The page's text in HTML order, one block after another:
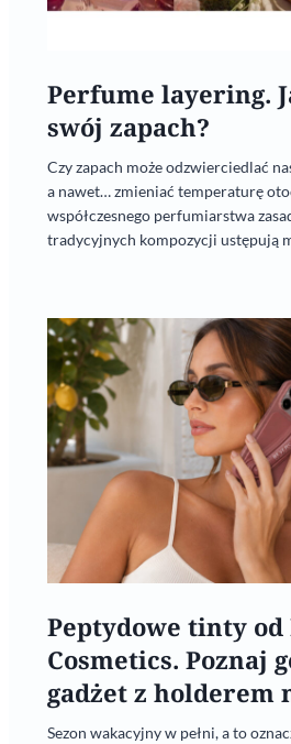
Perfume layering.
swój zapach?
Czy zapach może odzwierciedlać
a nawet… zmieniać temperaturę
współczesnego perfumiarstwa
tradycyjnych kompozycji ustępują
Peptydowe tinty od
Cosmetics. Poznaj
gadżet z holderem
Sezon wakacyjny w pełni, a to